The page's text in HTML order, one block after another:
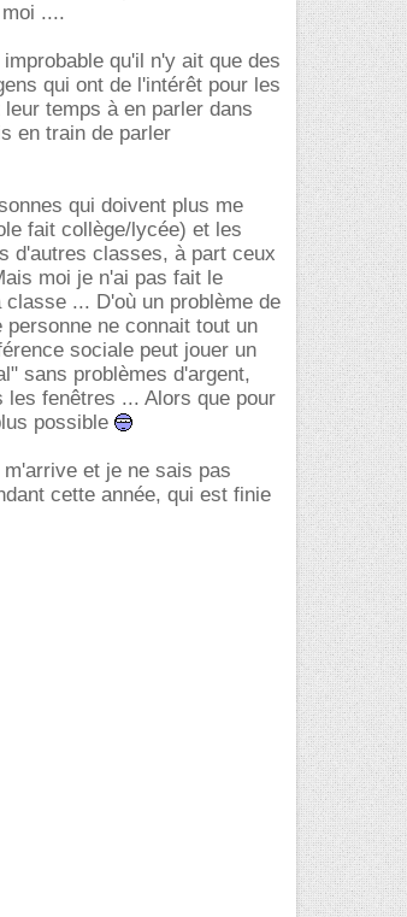
....
qu'il n'y ait que des
qui ont de l'intérêt pour les
temps à en parler dans
en train de parler
qui doivent plus me
fait collège/lycée) et les
d'autres classes, à part ceux
moi je n'ai pas fait le
... D'où un problème de
ne connait tout un
sociale peut jouer un
sans problèmes d'argent,
les fenêtres ... Alors que pour
possible
et je ne sais pas
cette année, qui est finie